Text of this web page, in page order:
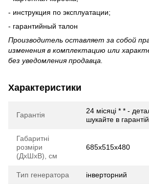
- инструкция по эксплуатации;
- гарантийный талон
Производитель оставляет за собой
изменения в комплектацию или
без уведомления продавца.
Характеристики
Гарантія
24 місяці * * -
шукайте в
Габаритні
розміри
(ДхШхВ), см
685x515x480
Тип генератора інверторний